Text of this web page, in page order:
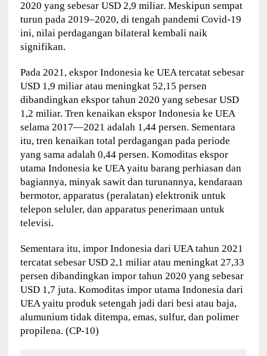
2020 yang sebesar USD 2,9 miliar. Meskipun sempat
turun pada 2019–2020, di tengah pandemi Covid-19
ini, nilai perdagangan bilateral kembali naik
signifikan.
Pada 2021, ekspor Indonesia ke UEA tercatat sebesar
USD 1,9 miliar atau meningkat 52,15 persen
dibandingkan ekspor tahun 2020 yang sebesar USD
1,2 miliar. Tren kenaikan ekspor Indonesia ke UEA
selama 2017—2021 adalah 1,44 persen. Sementara
itu, tren kenaikan total perdagangan pada periode
yang sama adalah 0,44 persen. Komoditas ekspor
utama Indonesia ke UEA yaitu barang perhiasan dan
bagiannya, minyak sawit dan turunannya, kendaraan
bermotor, apparatus (peralatan) elektronik untuk
telepon seluler, dan apparatus penerimaan untuk
televisi.
Sementara itu, impor Indonesia dari UEA tahun 2021
tercatat sebesar USD 2,1 miliar atau meningkat 27,33
persen dibandingkan impor tahun 2020 yang sebesar
USD 1,7 juta. Komoditas impor utama Indonesia dari
UEA yaitu produk setengah jadi dari besi atau baja,
alumunium tidak ditempa, emas, sulfur, dan polimer
propilena. (CP-10)